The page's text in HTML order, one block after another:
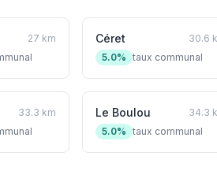
27 km
Céret
30.6
5.0% taux communal
33.3 km
Le Boulou
34.3
5.0% taux communal